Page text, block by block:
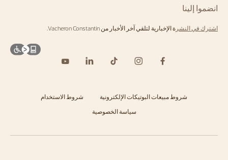
انضموا إلينا
اشترك في النشر ة الإخبارية لتلقي آخر الأخبار من Vacheron Constantin.
شروط مبيعات البوتيكات الإلكترونية
شروط الاستخدام
سياسة الخصوصية